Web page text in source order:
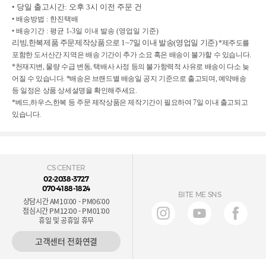
• 당일 출고시간: 오후 3시 이전 주문 건
• 배송방법 : 한진택배
• 배송기간 : 평균 1-3일 이내 발송 (영업일 기준)
리빙,한복제품 주문제작상품으로 1~7일 이내 발송(영업일 기준)*제주도를
포함한 도서산간 지역은 배송 기간이 추가 소요 혹은 배송이 불가할 수 있습니다.
*천재지변, 물량 수급 변동, 택배사 사정 등의 불가항력적 사유로 배송이 다소 늦
어질 수 있습니다. *배송은 브랜드별 배송일 공지 기준으로 출고되며, 예약배송
등 일정은 상품 상세설명을 확인해주세요.
*베드,하우스,한복 등 주문 제작상품은 제작기간이 필요하여 7일 이내 출고되고
있습니다.
CS CENTER
02-2038-3727
070-4188-1824
상담시간 AM10:00 - PM06:00
점심시간 PM12:00 - PM01:00
휴일 및 공휴일 휴무
고객센터 전화연결
BITE ME SNS